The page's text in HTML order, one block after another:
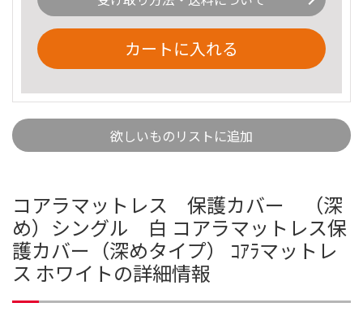
カートに入れる
欲しいものリストに追加
コアラマットレス 保護カバー （深
め）シングル 白 コアラマットレス保
護カバー（深めタイプ） ｺｱﾗマットレ
ス ホワイトの詳細情報